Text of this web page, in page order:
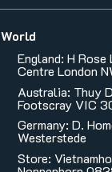
World
England: H Rose
Centre London
Australia: Thuy
Footscray VIC
Germany: D.
Westerstede
Store: